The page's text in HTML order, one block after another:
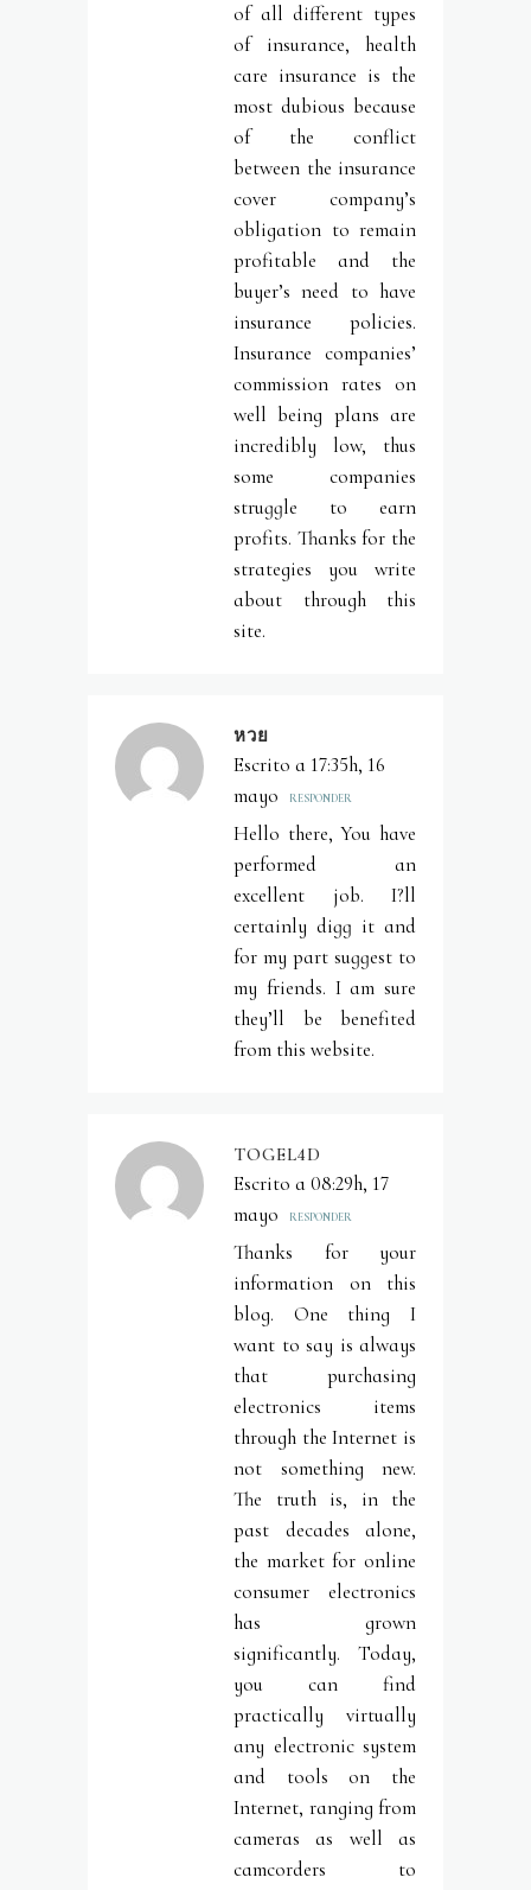
of all different types
of insurance, health
care insurance is the
most dubious because
of the conflict
between the insurance
cover company’s
obligation to remain
profitable and the
buyer’s need to have
insurance policies.
Insurance companies’
commission rates on
well being plans are
incredibly low, thus
some companies
struggle to earn
profits. Thanks for the
strategies you write
about through this
site.
หวย
Escrito a 17:35h, 16
mayo
RESPONDER
Hello there, You have
performed an
excellent job. I?ll
certainly digg it and
for my part suggest to
my friends. I am sure
they’ll be benefited
from this website.
TOGEL4D
Escrito a 08:29h, 17
mayo
RESPONDER
Thanks for your
information on this
blog. One thing I
want to say is always
that purchasing
electronics items
through the Internet is
not something new.
The truth is, in the
past decades alone,
the market for online
consumer electronics
has grown
significantly. Today,
you can find
practically virtually
any electronic system
and tools on the
Internet, ranging from
cameras as well as
camcorders to